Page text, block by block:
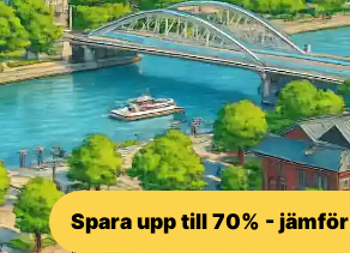
Spara upp till 70% -